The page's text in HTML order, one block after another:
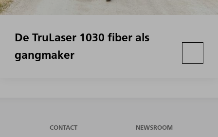
De TruLaser 1030 fiber als
gangmaker
CONTACT NEWSROOM